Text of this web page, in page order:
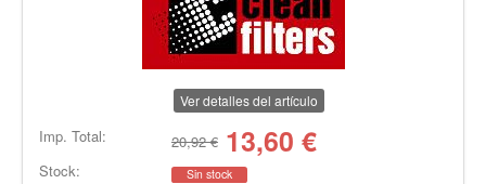
Ver detalles del artículo
Imp. Total: 20,92 € 13,60 €
Stock: Sin stock